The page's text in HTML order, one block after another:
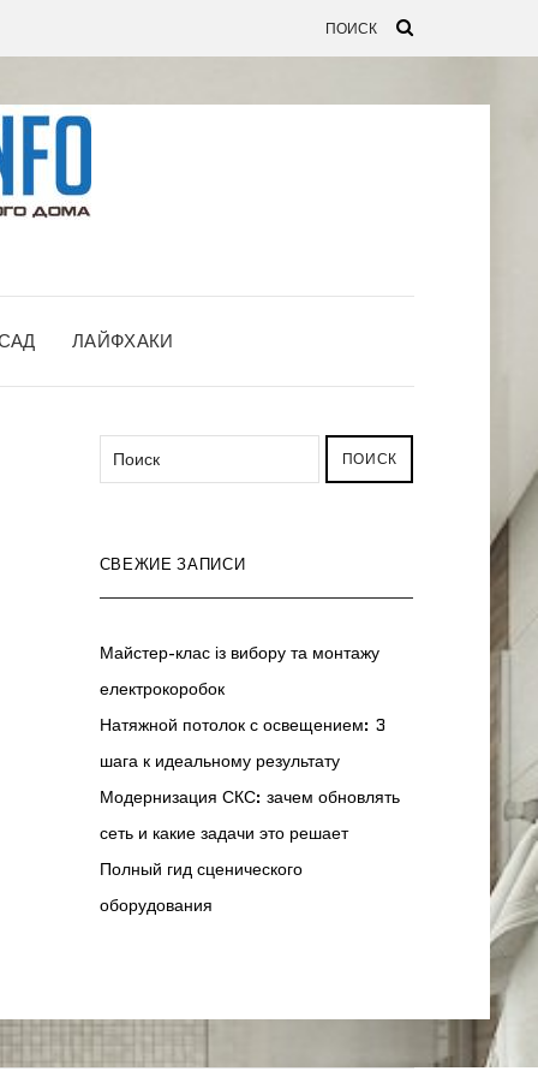
ЛАЙФХАКИ
ПОИСК
СВЕЖИЕ ЗАПИСИ
Майстер-клас із вибору та монтажу
електрокоробок
Натяжной потолок с освещением: 3
шага к идеальному результату
Модернизация СКС: зачем обновлять
сеть и какие задачи это решает
Полный гид сценического
оборудования